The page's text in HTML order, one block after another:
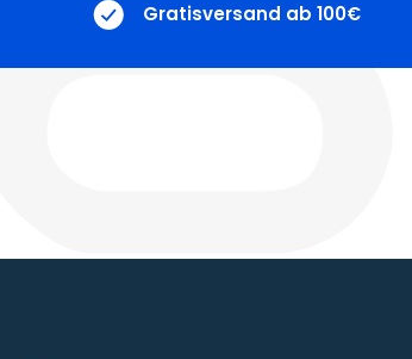
Gratisversand ab 100€